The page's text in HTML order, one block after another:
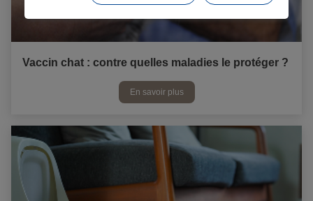
En savoir plus
Vaccin chat : contre quelles maladies le protéger ?